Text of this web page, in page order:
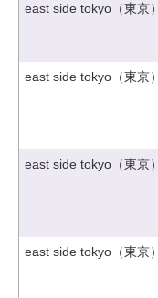
east side tokyo（東京）
east side tokyo（東京）
east side tokyo（東京）
east side tokyo（東京）